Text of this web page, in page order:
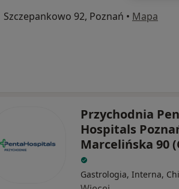
Szczepankowo 92, Poznań • Mapa
Przychodnia
Hospitals
Marcelińska 90
Gastrologia, Interna,